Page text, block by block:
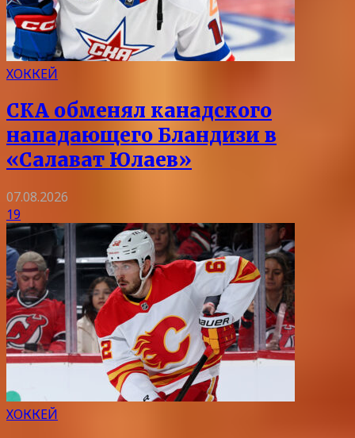
ХОККЕЙ
СКА обменял канадского
нападающего Бландизи в
«Салават Юлаев»
07.08.2026
19
ХОККЕЙ